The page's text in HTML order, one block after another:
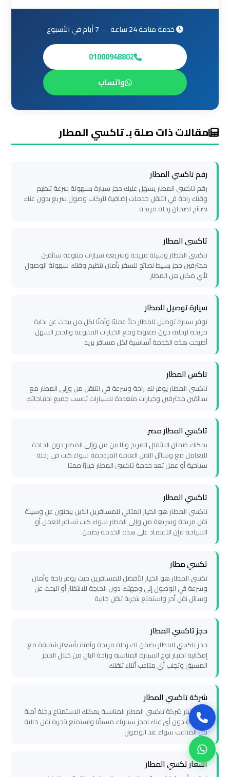
خدمة متاحة 24 ساعة — 7 أيام في الأسبوع
01000948802
واتساب
مقالات ذات صلة بـ تاكسي المطار
رقم تاكسي المطار
رقم تاكسي المطار يسهل عليك حجز سيارة بسهولة سرعة تنظيم
وقتك راحة في التنقل خدمات إضافية للركاب وصول سريع بدون عناء
نصائح لضمان رحلة مريحة
تاكسى المطار
تاكسي المطار وسيلة مريحة وسريعة سيارات متنوعة سائقين
محترفين حجز بسيط نصائح للسفر بأمان تنظيم وقتك سهولة الوصول
لأي مكان من المطار
سيارة توصيل للمطار
توفر سيارة توصيل للمطار حلاً عمليًا وآمنًا لكل من يبحث عن بداية
مريحة لرحلته دون ضغوط ومع الخيارات المتنوعة والحجز السهل
أصبحت هذه الخدمة أساسية لكل مسافر يريد
تاكس المطار
تاكسي المطار يوفر لك راحة وسرعة في التنقل من وإلى المطار مع
سائقين محترفين وخيارات متعددة للسيارات تناسب جميع احتياجاتك
تاكسي المطار مصر
يمكنك ضمان الانتقال المريح والآمن من وإلى المطار دون الحاجة
للتعامل مع وسائل النقل العامة المزدحمة سواء كنت في رحلة
سياحية أو عمل تعد خدمة تاكسي المطار خيارًا ممتا
تاكسي المطار
تاكسي المطار هو الخيار المثالي للمسافرين الذين يبحثون عن وسيلة
نقل مريحة وسريعة من وإلى المطار سواء كنت تسافر للعمل أو
السياحة فإن الاعتماد على هذه الخدمة يضمن
تكسي مطار
تكسي المطار هو الخيار الأفضل للمسافرين حيث يوفر راحة وأمان
وسرعة في الوصول إلى وجهتك دون الحاجة للانتظار أو البحث عن
وسائل نقل أخر واستمتع بتجربة تنقل خالية
حجز تاكسي المطار
حجز تاكسي المطار يضمن لك رحلة مريحة وآمنة بأسعار شفافة مع
إمكانية اختيار نوع السيارة المناسبة وراحة البال من خلال الحجز
المسبق وتجنب أي متاعب أثناء تنقلك
شركة تاكسي المطار
عند اختيار شركة تاكسي المطار المناسبة يمكنك الاستمتاع برحلة آمنة
ومريحة دون أي عناء احجز سيارتك مسبقًا واستمتع بتجربة نقل خالية
من المتاعب سواء عند الوصول
اسعار تكسي المطار
العين
ليموزين
ليموزين
سيارات
العرب
شركات
توصيل
من
شركات
ليموزين
العرب
ليموزين
مطار
تاكسي
من
مطار
العرب
ليموزين
المطار